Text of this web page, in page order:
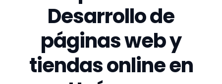
Desarrollo de
páginas web y
tiendas online en